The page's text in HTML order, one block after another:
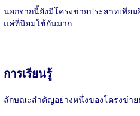
นอกจากนี้ยังมีโครงข่ายประสาทเทีย
แค่ที่นิยมใช้กันมาก
การเรียนรู้
ลักษณะสำคัญอย่างหนึ่งของโครงข่าย